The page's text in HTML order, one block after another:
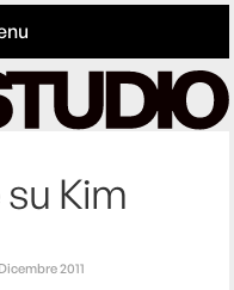
Kim
2011